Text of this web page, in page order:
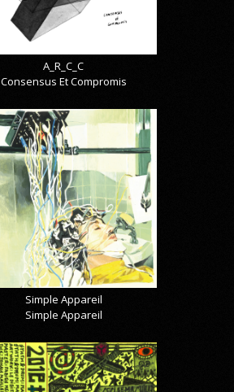
A_R_C_C
Consensus Et Compromis
Simple Appareil
Simple Appareil